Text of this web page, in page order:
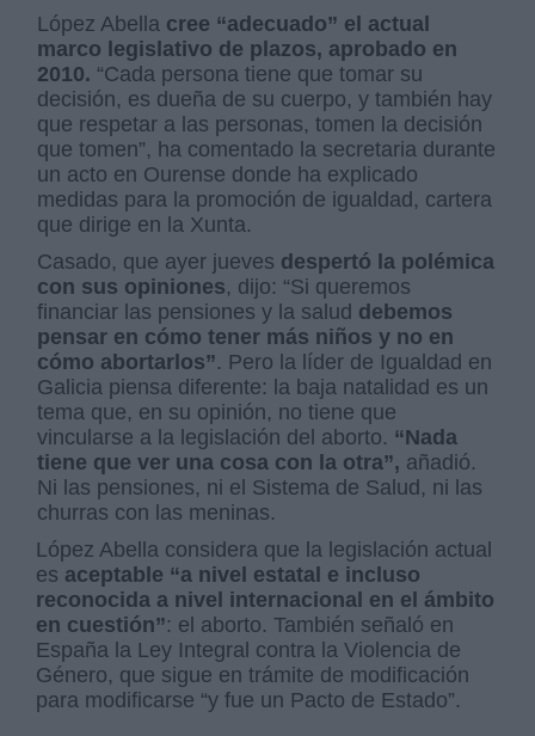
López Abella cree “adecuado” el actual
marco legislativo de plazos, aprobado en
2010. “Cada persona tiene que tomar su
decisión, es dueña de su cuerpo, y también hay
que respetar a las personas, tomen la decisión
que tomen”, ha comentado la secretaria durante
un acto en Ourense donde ha explicado
medidas para la promoción de igualdad, cartera
que dirige en la Xunta.
Casado, que ayer jueves despertó la polémica
con sus opiniones, dijo: “Si queremos
financiar las pensiones y la salud debemos
pensar en cómo tener más niños y no en
cómo abortarlos”. Pero la líder de Igualdad en
Galicia piensa diferente: la baja natalidad es un
tema que, en su opinión, no tiene que
vincularse a la legislación del aborto. “Nada
tiene que ver una cosa con la otra”, añadió.
Ni las pensiones, ni el Sistema de Salud, ni las
churras con las meninas.
López Abella considera que la legislación actual
es aceptable “a nivel estatal e incluso
reconocida a nivel internacional en el ámbito
en cuestión”: el aborto. También señaló en
España la Ley Integral contra la Violencia de
Género, que sigue en trámite de modificación
para modificarse “y fue un Pacto de Estado”.